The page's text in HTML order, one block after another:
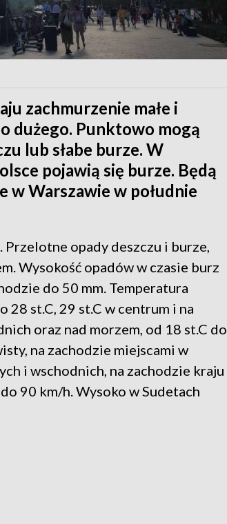
zachmurzenie małe i
dużego. Punktowo mogą
lub słabe burze. W
pojawią się burze. Będą
w Warszawie w południe
opady deszczu i burze,
Wysokość opadów w czasie burz
do 50 mm. Temperatura
28 st.C, 29 st.C w centrum i na
oraz nad morzem, od 18 st.C do
na zachodzie miejscami w
i wschodnich, na zachodzie kraju
90 km/h. Wysoko w Sudetach